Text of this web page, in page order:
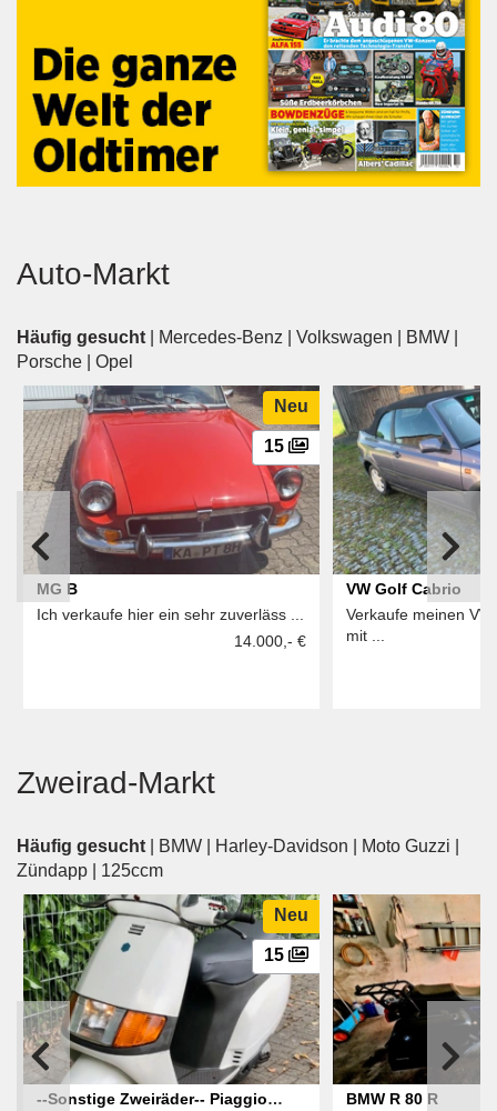
Auto-Markt
Häufig gesucht Mercedes-Benz Volkswagen BMW
Porsche
Opel
Neu
15
MG B
Ich verkaufe hier ein sehr zuverläss ...
14.000,- €
VW Golf Cabrio
Verkaufe meinen
mit ...
Zweirad-Markt
Häufig gesucht BMW Harley-Davidson Moto Guzzi
Zündapp
125ccm
Neu
15
--Sonstige Zweiräder-- Piaggio
BMW R 80 R